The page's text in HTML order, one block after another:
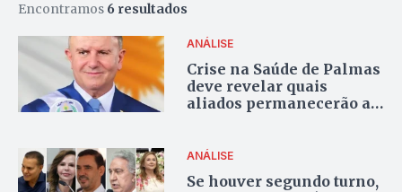
Encontramos 6 resultados
ANÁLISE
Crise na Saúde de Palmas
deve revelar quais
aliados permanecerão ao
ANÁLISE
Se houver segundo turno,